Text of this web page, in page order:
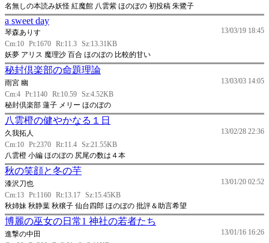
名無しの本読み妖怪 紅魔館 八雲紫 ほのぼの 初投稿 朱鷺子
a sweet day
13/03/19 18:45
琴森ありす
Cm:10 Pt:1670 Rt:11.3 Sz:13.31KB
妖夢 アリス 魔理沙 百合 ほのぼの 比較的甘い
秘封倶楽部の命題理論
13/03/03 14:05
雨宮 幽
Cm:4 Pt:1140 Rt:10.59 Sz:4.52KB
秘封倶楽部 蓮子 メリー ほのぼの
八雲橙の健やかなる１日
13/02/28 22:36
久我拓人
Cm:10 Pt:2370 Rt:11.4 Sz:21.55KB
八雲橙 小編 ほのぼの 尻尾の数は４本
秋の笑顔と冬の芋
13/01/20 02:52
漆沢刀也
Cm:13 Pt:1160 Rt:13.17 Sz:15.45KB
秋姉妹 秋静葉 秋穣子 仙台四郎 ほのぼの 批評＆助言希望
博麗の巫女の日常1 神社の若者たち
13/01/16 16:26
進撃の中田